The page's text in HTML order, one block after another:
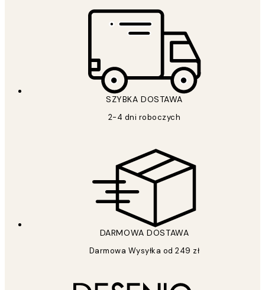
SZYBKA DOSTAWA
2-4 dni roboczych
DARMOWA DOSTAWA
Darmowa Wysyłka od 249 zł